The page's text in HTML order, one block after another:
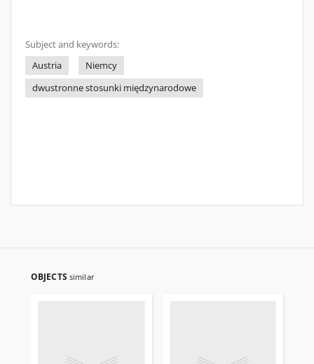
Subject and keywords:
Austria
Niemcy
dwustronne stosunki międzynarodowe
OBJECTS similar